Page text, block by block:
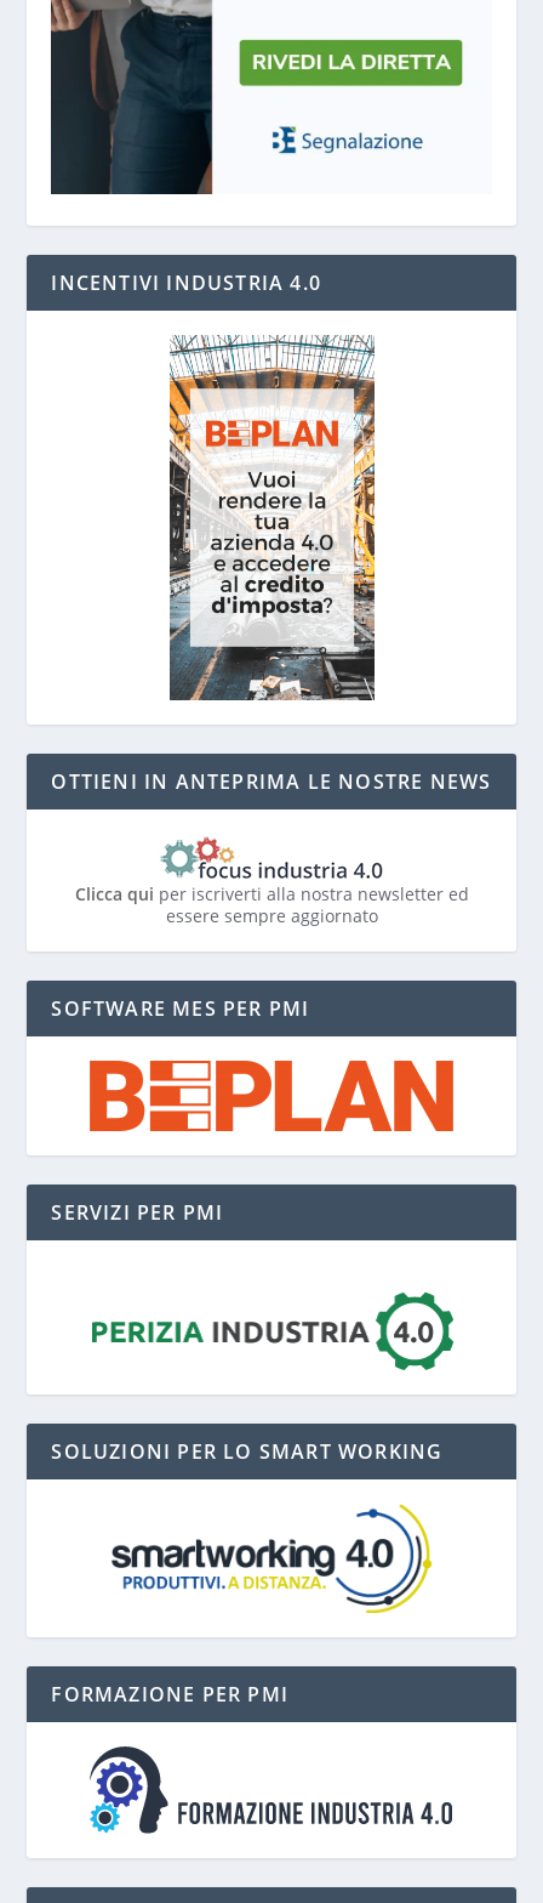
INCENTIVI INDUSTRIA 4.0
OTTIENI IN ANTEPRIMA LE NOSTRE NEWS
Clicca qui per iscriverti alla nostra newsletter ed
essere sempre aggiornato
SOFTWARE MES PER PMI
SERVIZI PER PMI
SOLUZIONI PER LO SMART WORKING
FORMAZIONE PER PMI